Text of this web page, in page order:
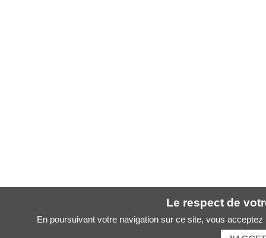
Le respect de
En poursuivant votre navigation sur ce site, vous